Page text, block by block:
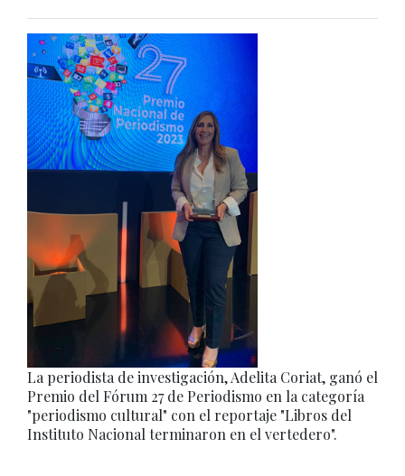
La periodista de investigación, Adelita Coriat, ganó el
Premio del Fórum 27 de Periodismo en la categoría
"periodismo cultural" con el reportaje "Libros del
Instituto Nacional terminaron en el vertedero".